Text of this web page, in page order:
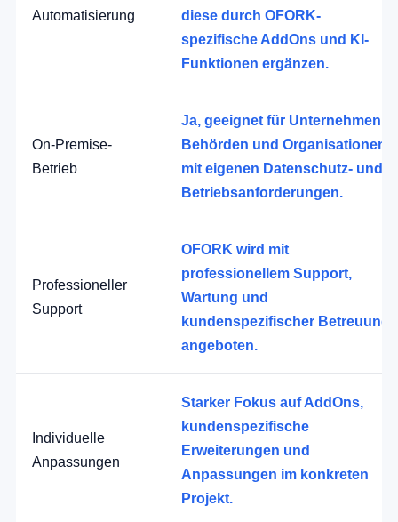
Automatisierung
diese durch OFORK-
spezifische AddOns und KI-
Funktionen ergänzen.
On-Premise-
Betrieb
Ja, geeignet für Unternehmen,
Behörden und Organisationen
mit eigenen Datenschutz- und
Betriebsanforderungen.
Professioneller
Support
OFORK wird mit
professionellem Support,
Wartung und
kundenspezifischer Betreuung
angeboten.
Individuelle
Anpassungen
Starker Fokus auf AddOns,
kundenspezifische
Erweiterungen und
Anpassungen im konkreten
Projekt.